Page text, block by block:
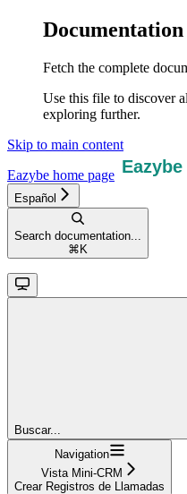
Fetch the complete
Use this file to discover
exploring further.
Skip to main content
Eazybe home page
Español
Search documentation...
⌘ K
Buscar...
Navigation
Vista Mini-CRM
Crear Registros de Llamadas